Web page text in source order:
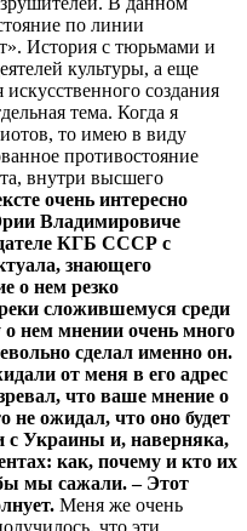
по линии
История с тюрьмами и
культуры, а еще
создания
тема. Когда я
то имею в виду
противостояние
внутри высшего
очень интересно
Владимировиче
КГБ СССР с
, знающего
о нем резко
сложившемуся среди
о нем мнении очень много
сделал именно он.
от меня в его адрес
, что ваше мнение о
не ожидал, что оно будет
с Украины и, наверняка,
: как, почему и кто их
мы сажали.– Этот
. Меня же очень
что эти